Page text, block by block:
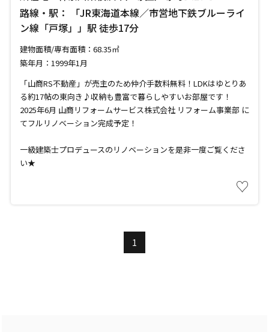
路線・駅： 「JR東海道本線／市営地下鉄ブルーライ
ン線「戸塚」」駅 徒歩17分
建物面積/専有面積：68.35㎡
築年月：1999年1月
「山商RS不動産」が売主のため仲介手数料無料！LDKはゆとりあ
る約17帖の東向き♪収納も豊富で暮らしやすいお部屋です！
2025年6月 山商リフォームサービス株式会社 リフォーム事業部 に
てフルリノベーション完成予定！
一級建築士プロデュースのリノベーションを是非一度ご覧くださ
い★
♡
1